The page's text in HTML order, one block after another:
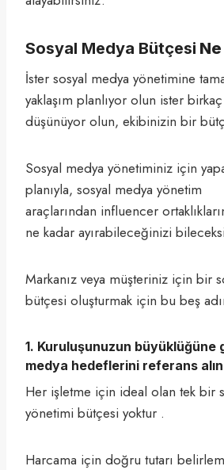
Sosyal Medya Bütçesi Ne
İster sosyal medya yönetimine
yaklaşım planlıyor olun ister
düşünüyor olun, ekibinizin bir
Sosyal medya yönetiminiz için
planıyla, sosyal medya yönetim
araçlarından influencer
ne kadar ayırabileceğinizi
Markanız veya müşteriniz için bir
bütçesi oluşturmak için bu beş
1. Kuruluşunuzun büyüklüğüne
medya hedeflerini referans alın
Her işletme için ideal olan tek bir
yönetimi bütçesi yoktur .
Harcama için doğru tutarı